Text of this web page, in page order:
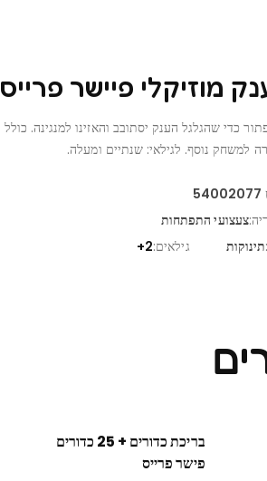
מוזיקלי פיישר פרייס
למשחק נוסף. לגילאי: שנתיים ומעלה.
54002077
צעצועי התפתחות
תינוקות גילאים:2+
בריכת כדורים + 25 כדורים
פישר פרייס